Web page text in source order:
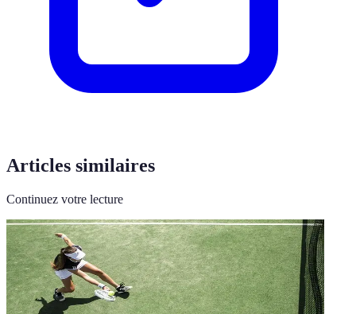
Articles similaires
Continuez votre lecture